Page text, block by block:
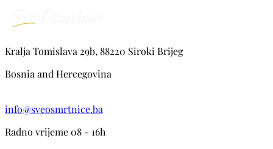
Kralja Tomislava 29b, 88220 Siroki Brijeg
Bosnia and Hercegovina
info@sveosmrtnice.ba
Radno vrijeme 08 - 16h